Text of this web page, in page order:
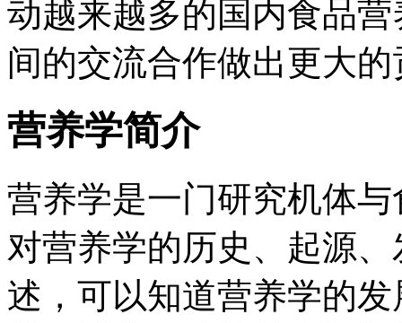
动越来越多的国内食品
间的交流合作做出更大的
营养学简介
营养学是一门研究机体
对营养学的历史、起源
述，可以知道营养学的